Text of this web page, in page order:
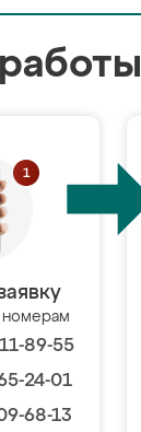
номерам
89-55
24-01
68-13